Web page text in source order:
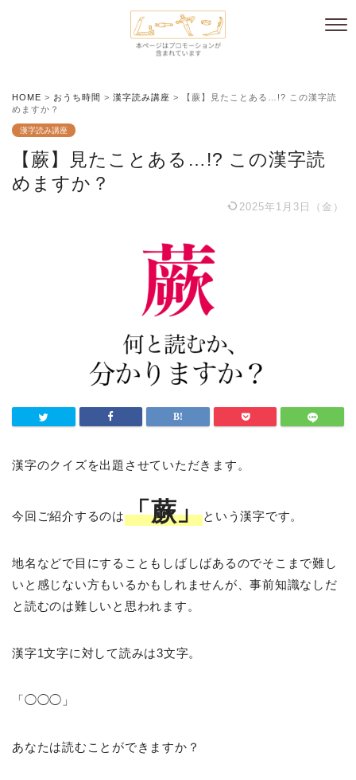
HOME > おうち時間 > 漢字読み講座 >
【蕨】見たことある…!? この漢字読
めますか？
漢字読み講座
【蕨】見たことある…!? この漢字読
めますか？
2025年1月3日（金）
漢字のクイズを出題させていただきます。
今回ご紹介するのは「蕨」という漢字です。
地名などで目にすることもしばしばあるのでそこまで難し
いと感じない方もいるかもしれませんが、事前知識なしだ
と読むのは難しいと思われます。
漢字1文字に対して読みは3文字。
「◯◯◯」
あなたは読むことができますか？